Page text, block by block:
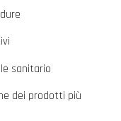
sanitario
dei prodotti più